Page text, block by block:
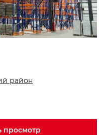
район
просмотр
объекта